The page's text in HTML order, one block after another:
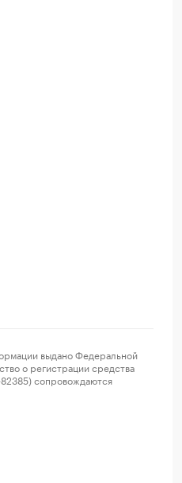
выдано Федеральной
о регистрации средства
сопровождаются